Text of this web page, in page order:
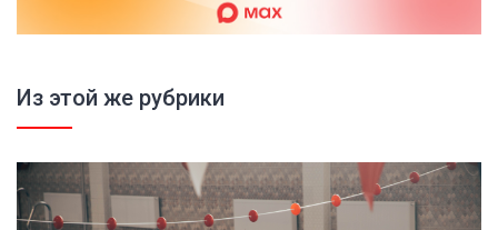
Из этой же рубрики